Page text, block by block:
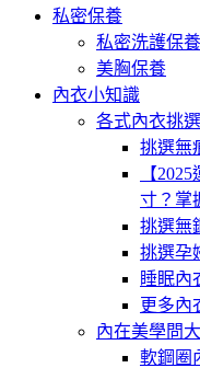
私密保養
私密洗護保養
美胸保養
內衣小知識
各式內衣挑
挑選無
【
寸？掌
挑選無
挑選孕
睡眠內
更多內
內在美學問大
軟鋼圈